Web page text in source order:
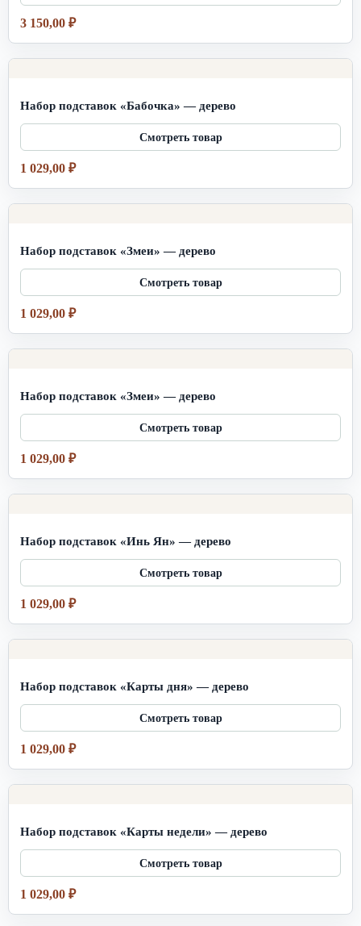
3 150,00 ₽
Набор подставок «Бабочка» — дерево
1 029,00 ₽
Набор подставок «Змеи» — дерево
1 029,00 ₽
Набор подставок «Змеи» — дерево
1 029,00 ₽
Набор подставок «Инь Ян» — дерево
1 029,00 ₽
Набор подставок «Карты дня» — дерево
1 029,00 ₽
Набор подставок «Карты недели» — дерево
1 029,00 ₽